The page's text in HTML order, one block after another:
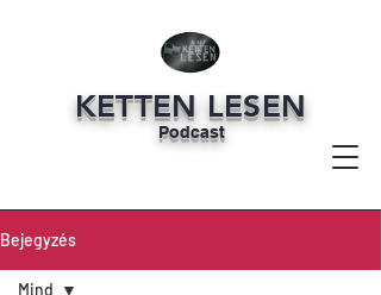
KETTEN LESEN
Podcast
Bejegyzés
Mind